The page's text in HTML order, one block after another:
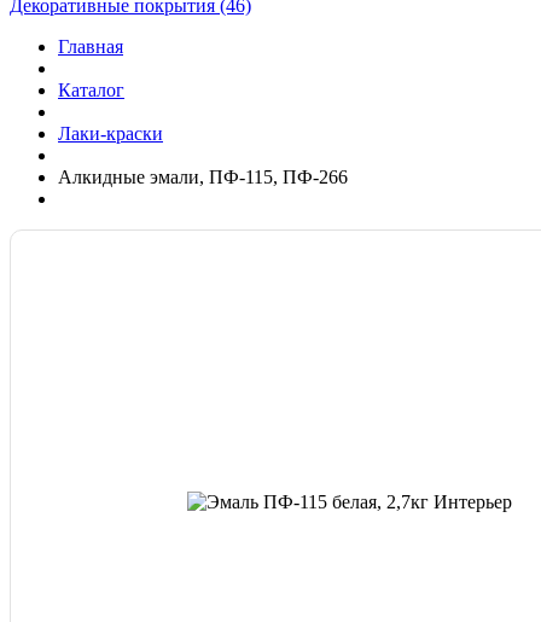
Декоративные покрытия (46)
Главная
Каталог
Лаки-краски
Алкидные эмали, ПФ-115, ПФ-266